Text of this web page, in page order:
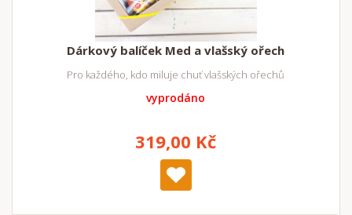
Dárkový balíček Med a vlašský ořech
Pro každého, kdo miluje chuť vlašských ořechů
vyprodáno
319,00 Kč